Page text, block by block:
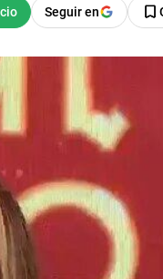
Seguir en